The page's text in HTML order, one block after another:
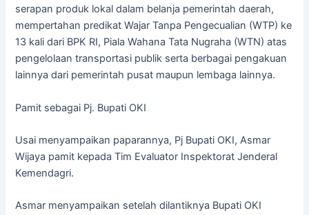
serapan produk lokal dalam belanja pemerintah daerah,
mempertahan predikat Wajar Tanpa Pengecualian (WTP) ke
13 kali dari BPK RI, Piala Wahana Tata Nugraha (WTN) atas
pengelolaan transportasi publik serta berbagai pengakuan
lainnya dari pemerintah pusat maupun lembaga lainnya.
Pamit sebagai Pj. Bupati OKI
Usai menyampaikan paparannya, Pj Bupati OKI, Asmar
Wijaya pamit kepada Tim Evaluator Inspektorat Jenderal
Kemendagri.
Asmar menyampaikan setelah dilantiknya Bupati OKI